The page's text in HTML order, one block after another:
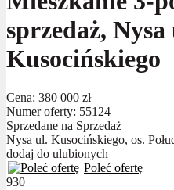
sprzedaż, Nysa
Kusocińskiego
Cena: 380 000 zł
Numer oferty: 55124
Sprzedane na Sprzedaż
Nysa ul. Kusocińskiego, os.
dodaj do ulubionych
Poleć ofertę
930